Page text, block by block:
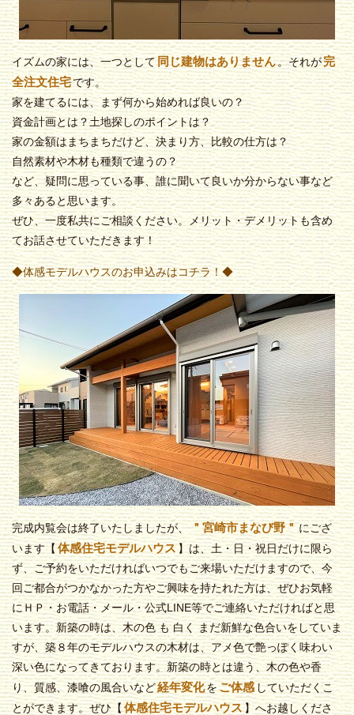
イズムの家には、一つとして同じ建物はありません。それが完
全注文住宅です。
家を建てるには、まず何から始めれば良いの？
資金計画とは？土地探しのポイントは？
家の金額はまちまちだけど、決まり方、比較の仕方は？
自然素材や木材も種類で違うの？
など、疑問に思っている事、誰に聞いて良いか分からない事など
多々あると思います。
ぜひ、一度私共にご相談ください。メリット・デメリットも含め
てお話させていただきます！
◆体感モデルハウスのお申込みはコチラ！◆
完成内覧会は終了いたしましたが、＂宮崎市まなび野＂にござ
います【体感住宅モデルハウス 】は、土・日・祝日だけに限ら
ず、ご予約をいただければいつでもご来場いただけますので、今
回ご都合がつかなかった方やご興味を持たれた方は、ぜひお気軽
にＨＰ・お電話・メール・公式LINE等でご連絡いただければと思
います。新築の時は、木の色 も 白く まだ新鮮な色合いをしていま
すが、築８年のモデルハウスの木材は、アメ色で艶っぽく味わい
深い色になってきております。新築の時とは違う、木の色や香
り、質感、漆喰の風合いなど経年変化をご体感していただくこ
とができます。ぜひ【体感住宅モデルハウス】へお越しくださ